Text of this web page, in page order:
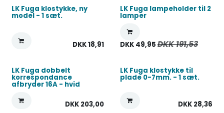
LK Fuga klostykke, ny
model - 1 sæt.
DKK18,91
LK Fuga lampeholder til 2
lamper
DKK 49,95 DKK191,53
LK Fuga dobbelt
korrespondance
afbryder 16A - hvid
DKK 203,00
LK Fuga klostykke til
plade 0-7mm. - 1 sæt.
DKK 28,36